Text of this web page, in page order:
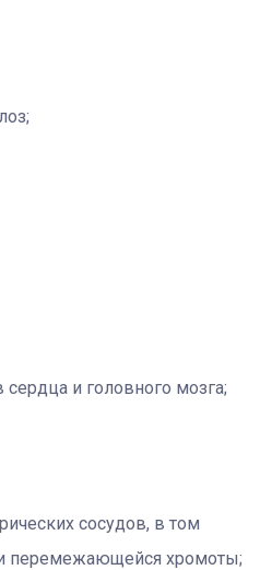
сердца и головного мозга;
сосудов, в том
перемежающейся хромоты;